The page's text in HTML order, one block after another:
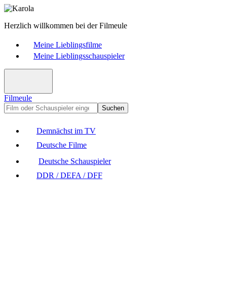
Herzlich willkommen bei der Filmeule
Meine Lieblingsfilme
Meine Lieblingsschauspieler
Filmeule
Suchen
Demnächst im TV
Deutsche Filme
Deutsche Schauspieler
DDR / DEFA / DFF